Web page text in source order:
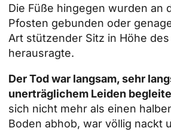
Die Füße hingegen wurden an
Pfosten gebunden oder
Art stützender Sitz in Höhe des
herausragte.
Der Tod war langsam, sehr
unerträglichem Leiden
sich nicht mehr als einen
Boden abhob, war völlig nackt